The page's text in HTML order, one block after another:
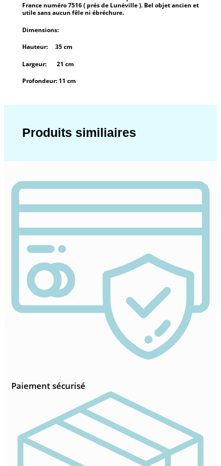
France numéro 7516 ( prés de Lunéville ). Bel objet ancien et
utile sans aucun fêle ni ébréchure.
Dimensions:
Hauteur: 35 cm
Largeur: 21 cm
Profondeur: 11 cm
Produits similiaires
Paiement sécurisé